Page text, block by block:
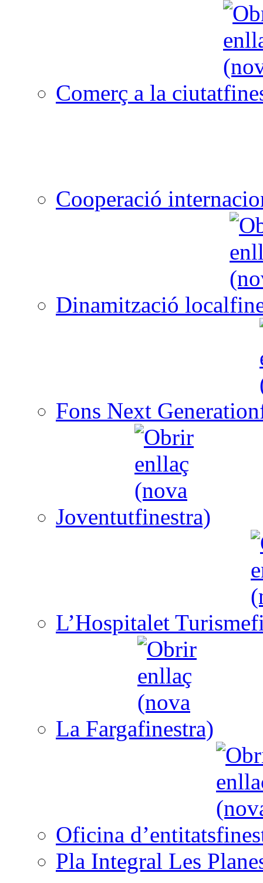
Comerç a la ciutat
Cooperació
Dinamització local
Fons Next Generation
Joventut
L’Hospitalet Turisme
La Farga
Oficina d’entitats
Pla Integral Les